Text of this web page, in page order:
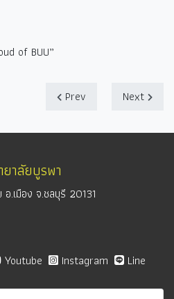
of BUU”
Prev Next
าลัยบูรพา
.เมือง จ.ชลบุรี 20131
Youtube Instagram
Line